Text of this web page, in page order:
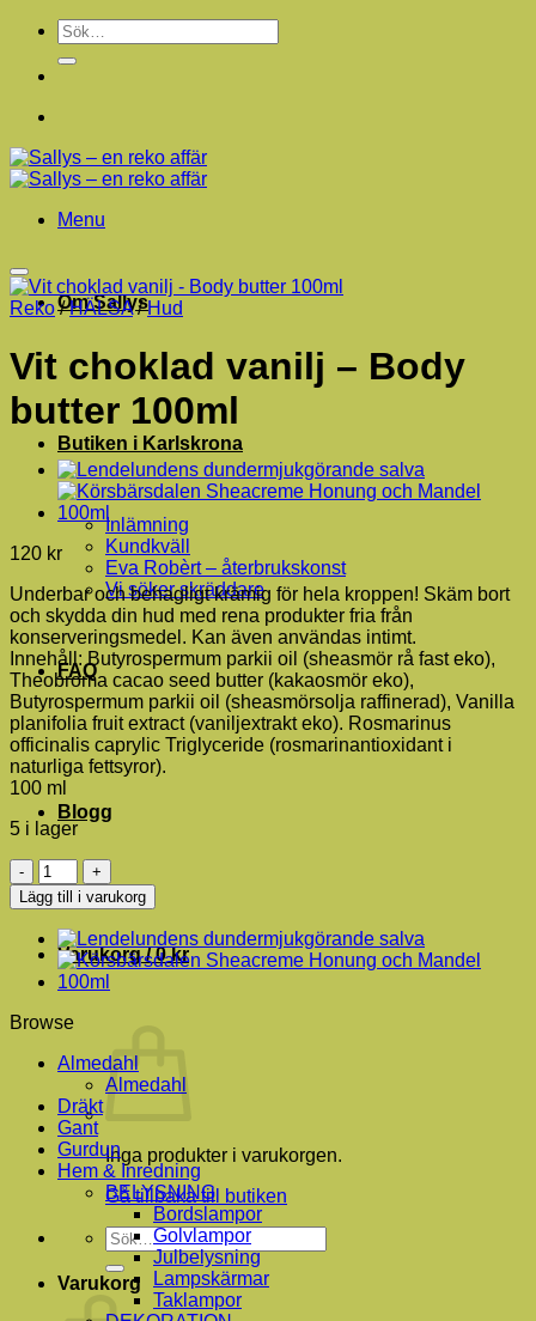
Sök
efter:
Menu
Om Sallys
Butiken i Karlskrona
Inlämning
Kundkväll
Eva Robèrt – återbrukskonst
Vi söker skräddare
FAQ
Blogg
Varukorg /0kr
Inga produkter i varukorgen.
Gå tillbaka till butiken
Sök
efter:
Varukorg
Reko / HÄLSA / Hud
Vit choklad vanilj – Body
butter 100ml
120 kr
Underbar och behagligt krämig för hela kroppen! Skäm bort
och skydda din hud med rena produkter fria från
konserveringsmedel. Kan även användas intimt.
Innehåll: Butyrospermum parkii oil (sheasmör rå fast eko),
Theobroma cacao seed butter (kakaosmör eko),
Butyrospermum parkii oil (sheasmörsolja raffinerad), Vanilla
planifolia fruit extract (vaniljextrakt eko). Rosmarinus
officinalis caprylic Triglyceride (rosmarinantioxidant i
naturliga fettsyror).
100 ml
5 i lager
Vit
choklad
vanilj
-
Body
butter
100ml
mängd
Lägg till i varukorg
Browse
Almedahl
Almedahl
Dräkt
Gant
Gurdun
Hem & Inredning
BELYSNING
Bordslampor
Golvlampor
Julbelysning
Lampskärmar
Taklampor